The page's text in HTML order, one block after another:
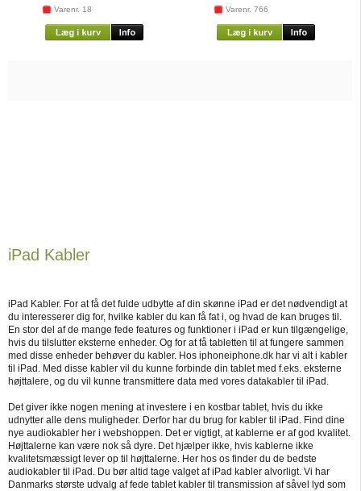
Varenr. 18 Varenr. 766
iPad Kabler
iPad Kabler. For at få det fulde udbytte af din skønne iPad er det nødvendigt at
du interesserer dig for, hvilke kabler du kan få fat i, og hvad de kan bruges til.
En stor del af de mange fede features og funktioner i iPad er kun tilgængelige,
hvis du tilslutter eksterne enheder. Og for at få tabletten til at fungere sammen
med disse enheder behøver du kabler. Hos iphoneiphone.dk har vi alt i kabler
til iPad. Med disse kabler vil du kunne forbinde din tablet med f.eks. eksterne
højttalere, og du vil kunne transmittere data med vores datakabler til iPad.
Det giver ikke nogen mening at investere i en kostbar tablet, hvis du ikke
udnytter alle dens muligheder. Derfor har du brug for kabler til iPad. Find dine
nye audiokabler her i webshoppen. Det er vigtigt, at kablerne er af god kvalitet.
Højttalerne kan være nok så dyre. Det hjælper ikke, hvis kablerne ikke
kvalitetsmæssigt lever op til højttalerne. Her hos os finder du de bedste
audiokabler til iPad. Du bør altid tage valget af iPad kabler alvorligt. Vi har
Danmarks største udvalg af fede tablet kabler til transmission af såvel lyd som